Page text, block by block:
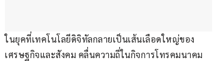
ในยุคที่เทคโนโลยีดิจิทัลกลายเป็นเส้นเลือดใหญ่ของ
เศรษฐกิจและสังคม คลื่นความถี่ในกิจการโทรคมนาคม